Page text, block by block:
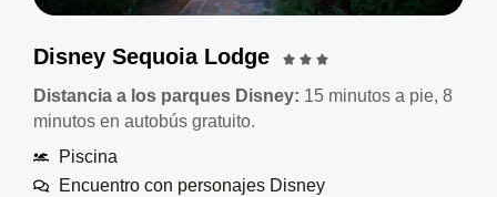
Disney Sequoia Lodge
Distancia a los parques Disney: 15 minutos a pie, 8
minutos en autobús gratuito.
Piscina
Encuentro con personajes Disney